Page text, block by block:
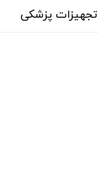
تجهیزات پزشکی